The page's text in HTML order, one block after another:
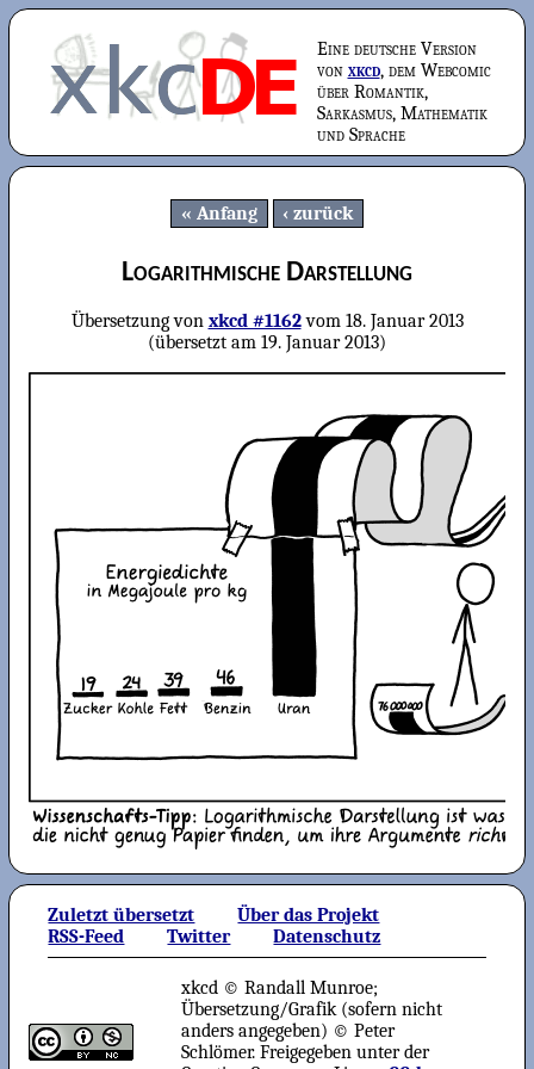
Eine deutsche Version
von xkcd, dem Webcomic
über Romantik,
Sarkasmus, Mathematik
und Sprache
Anfang zurück
Logarithmische Darstellung
Übersetzung von xkcd #1162vom 18. Januar 2013
(übersetzt am 19. Januar 2013)
Zuletzt übersetzt
Über das Projekt
RSS-Feed
Twitter Datenschutz
xkcd © Randall Munroe;
Übersetzung/Grafik (sofern nicht
anders angegeben) © Peter
Schlömer. Freigegeben unter der